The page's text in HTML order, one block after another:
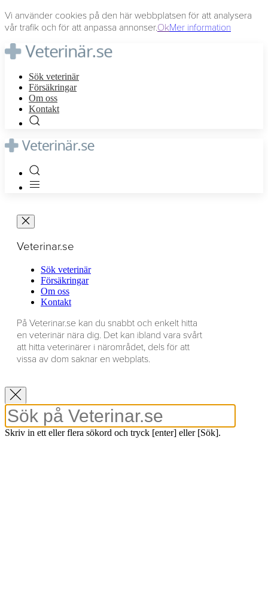
Vi använder cookies på den här webbplatsen för att analysera
vår trafik och för att anpassa annonser.OkMer information
Sök veterinär
Försäkringar
Om oss
Kontakt
Veterinar.se
Sök veterinär
Försäkringar
Om oss
Kontakt
På Veterinar.se kan du snabbt och enkelt hitta
en veterinär nära dig. Det kan ibland vara svårt
att hitta veterinärer i närområdet, dels för att
vissa av dom saknar en webplats.
Skriv in ett eller flera sökord och tryck [enter] eller [Sök].